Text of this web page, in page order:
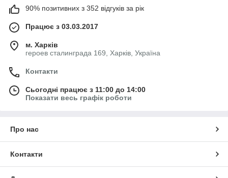
90% позитивних з 352 відгуків за рік
Працює з 03.03.2017
м. Харків
героев сталинграда 169, Харків, Україна
Контакти
Сьогодні працює з 11:00 до 14:00
Показати весь графік роботи
Про нас
Контакти